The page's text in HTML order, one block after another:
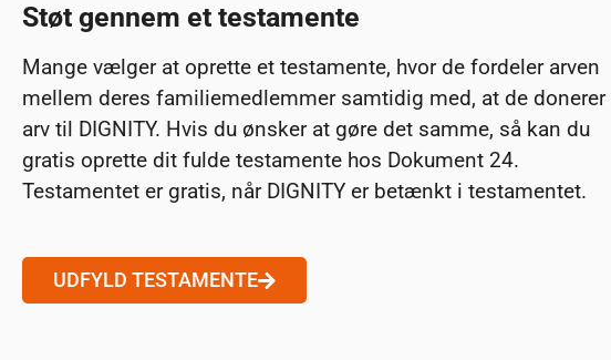
Støt gennem et testamente
Mange vælger at oprette et testamente, hvor de fordeler arven
mellem deres familiemedlemmer samtidig med, at de donerer
arv til DIGNITY. Hvis du ønsker at gøre det samme, så kan du
gratis oprette dit fulde testamente hos Dokument 24.
Testamentet er gratis, når DIGNITY er betænkt i testamentet.
UDFYLD TESTAMENTE